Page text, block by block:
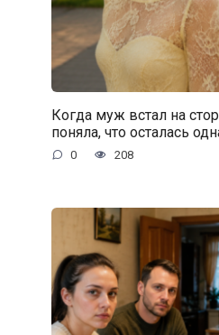
Когда муж встал на
поняла, что осталась
0 208